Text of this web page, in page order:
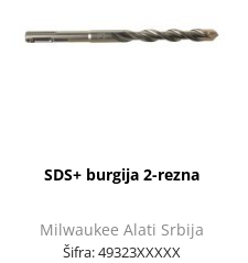
SDS+ burgija 2-rezna
Milwaukee Alati Srbija
Šifra:49323XXXXX